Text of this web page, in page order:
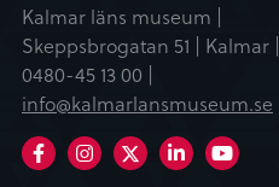
Kalmar läns museum |
Skeppsbrogatan 51 | Kalmar |
0480-45 13 00 |
info@kalmarlansmuseum.se
FacebookInstagram LinkedIn